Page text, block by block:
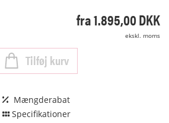
fra 1.895,00 DKK
ekskl. moms
Tilføj kurv
Mængderabat
Specifikationer